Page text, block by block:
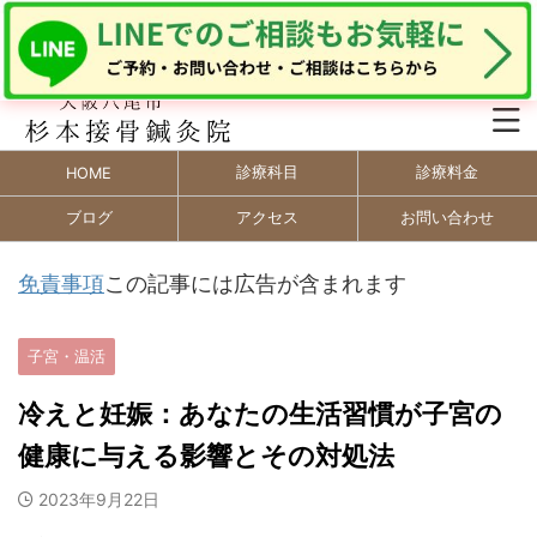
HOME 診療科目 診療料金
ブログ アクセス お問い合わせ
免責事項この記事には広告が含まれます
子宮・温活
冷えと妊娠：あなたの生活習慣が子宮の
健康に与える影響とその対処法
2023年9月22日